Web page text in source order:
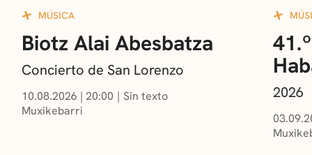
MÚSICA
Biotz Alai Abesbatza
Concierto de San Lorenzo
10.08.2026 | 20:00
Sin texto
Muxikebarri
2026